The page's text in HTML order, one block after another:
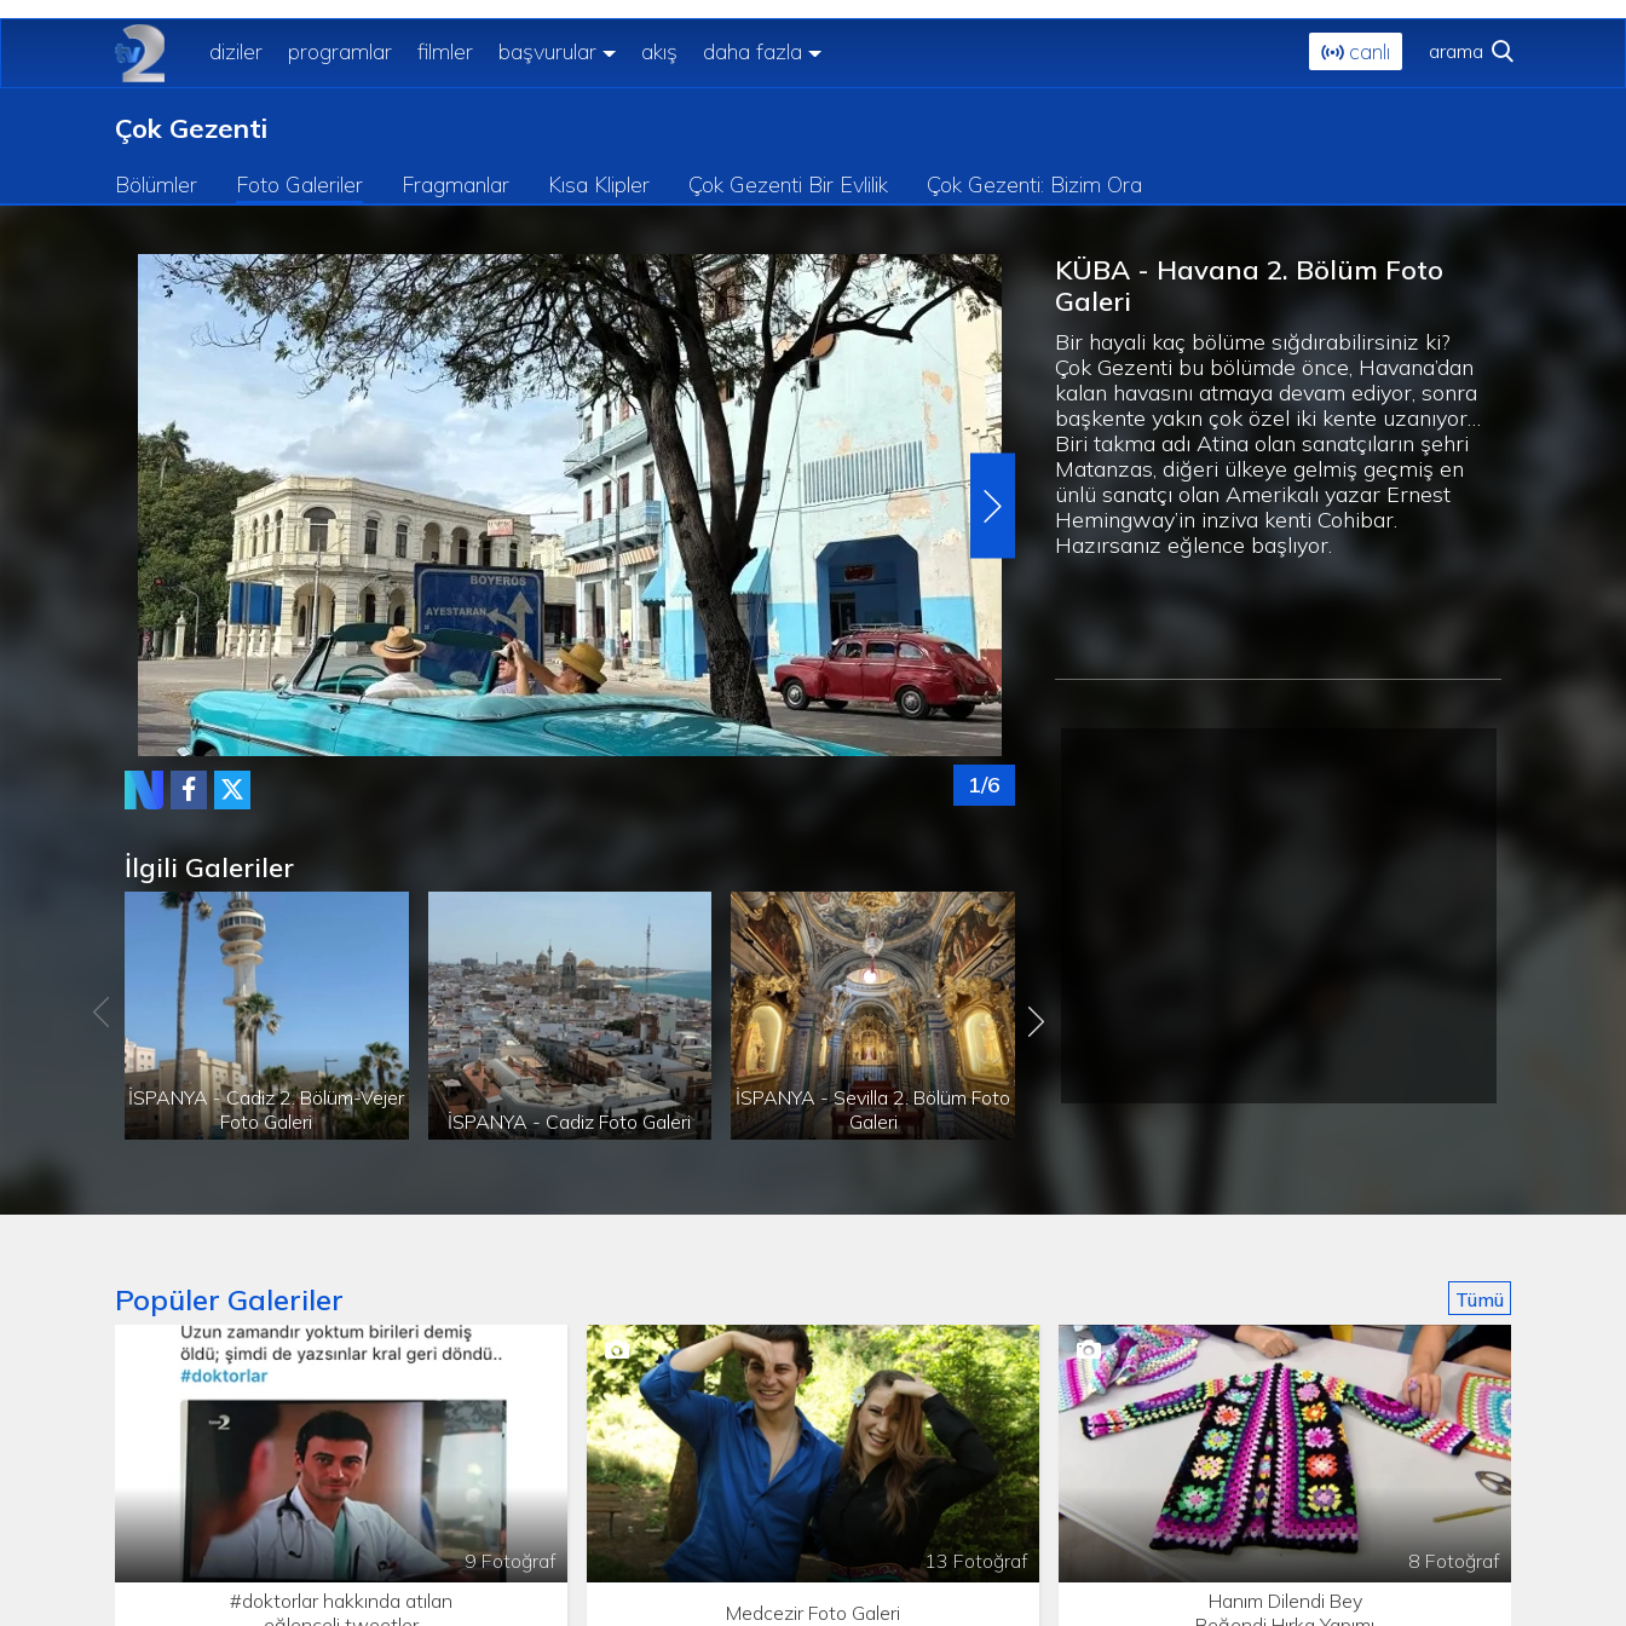
diziler programlar filmler başvurular akış daha fazla canlı
Çok Gezenti
Bölümler Foto Galeriler Fragmanlar Kısa Klipler Çok Gezenti Bir Evlilik Çok Gezenti: Bizim Ora
1/6
İlgili Galeriler
İSPANYA - Cadiz 2. Bölüm-Vejer
Foto Galeri
İSPANYA - Cadiz Foto Galeri
İSPANYA - Sevilla 2. Bölüm Foto
Galeri
KÜBA - Havana 2. Bölüm Foto
Galeri
Bir hayali kaç bölüme sığdırabilirsiniz ki?
Çok Gezenti bu bölümde önce, Havana’dan
kalan havasını atmaya devam ediyor, sonra
başkente yakın çok özel iki kente uzanıyor…
Biri takma adı Atina olan sanatçıların şehri
Matanzas, diğeri ülkeye gelmiş geçmiş en
ünlü sanatçı olan Amerikalı yazar Ernest
Hemingway’in inziva kenti Cohibar.
Hazırsanız eğlence başlıyor.
Popüler Galeriler
9 Fotoğraf
#doktorlar hakkında atılan
13 Fotoğraf
Medcezir Foto Galeri
8 Fotoğraf
Hanım Dilendi Bey
Tümü